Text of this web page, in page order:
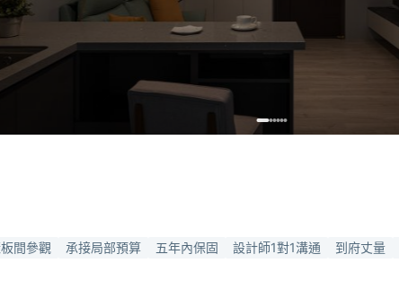
間參觀 承接局部預算 五年內保固 設計師1對1溝通 到府丈量